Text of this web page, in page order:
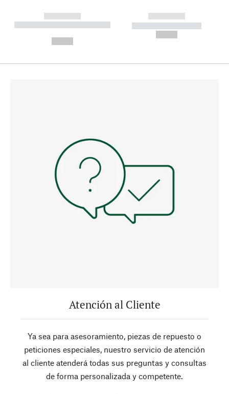
------------
----------- ----------- --------
------------
----------- -----------
Atención al Cliente
Ya sea para asesoramiento, piezas de repuesto o
peticiones especiales, nuestro servicio de atención
al cliente atenderá todas sus preguntas y consultas
de forma personalizada y competente.